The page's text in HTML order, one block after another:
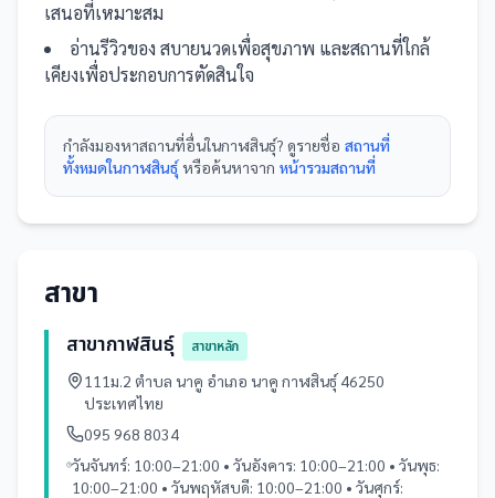
เสนอที่เหมาะสม
อ่านรีวิวของ สบายนวดเพื่อสุขภาพ และสถานที่ใกล้
เคียงเพื่อประกอบการตัดสินใจ
กำลังมองหาสถานที่อื่นในกาฬสินธุ์? ดูรายชื่อ สถานที่
ทั้งหมดในกาฬสินธุ์ หรือค้นหาจาก หน้ารวมสถานที่
สาขา
สาขากาฬสินธุ์
สาขาหลัก
111ม.2 ตำบล นาคู อำเภอ นาคู กาฬสินธุ์ 46250
ประเทศไทย
095 968 8034
วันจันทร์: 10:00–21:00 • วันอังคาร: 10:00–21:00 • วันพุธ:
10:00–21:00 • วันพฤหัสบดี: 10:00–21:00 • วันศุกร์: